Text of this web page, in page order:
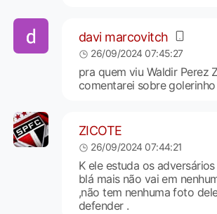
davi marcovitch
26/09/2024 07:45:27
pra quem viu Waldir Perez
comentarei sobre golerinho
ZICOTE
26/09/2024 07:44:21
K ele estuda os
blá mais não vai em
,não tem nenhuma foto
defender .